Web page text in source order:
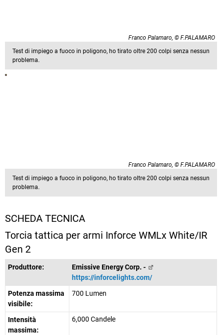
Franco Palamaro, © F.PALAMARO
Test di impiego a fuoco in poligono, ho tirato oltre 200 colpi senza nessun
problema.
Franco Palamaro, © F.PALAMARO
Test di impiego a fuoco in poligono, ho tirato oltre 200 colpi senza nessun
problema.
SCHEDA TECNICA
Torcia tattica per armi Inforce WMLx White/IR
Gen 2
Produttore:
Emissive Energy Corp. -
https://inforcelights.com/
Potenza massima
visibile:
700 Lumen
Intensità
massima:
6,000 Candele